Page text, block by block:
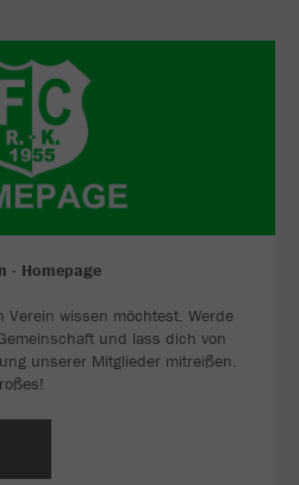
- Homepage
wissen möchtest. Werde
und lass dich von
unserer Mitglieder mitreißen.